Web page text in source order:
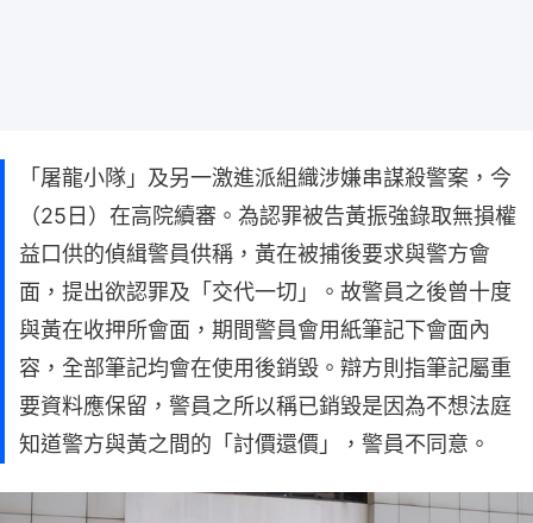
「屠龍小隊」及另一激進派組織涉嫌串謀殺警案，今
（25日）在高院續審。為認罪被告黃振強錄取無損權
益口供的偵緝警員供稱，黃在被捕後要求與警方會
面，提出欲認罪及「交代一切」。故警員之後曾十度
與黃在收押所會面，期間警員會用紙筆記下會面內
容，全部筆記均會在使用後銷毀。辯方則指筆記屬重
要資料應保留，警員之所以稱已銷毀是因為不想法庭
知道警方與黃之間的「討價還價」，警員不同意。